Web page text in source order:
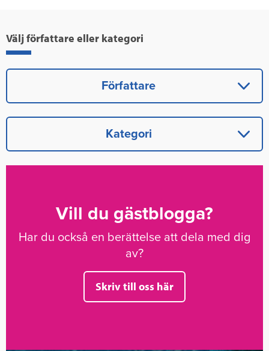
Välj författare eller kategori
Författare
Kategori
Vill du gästblogga?
Har du också en berättelse att dela med dig
av?
Skriv till oss här